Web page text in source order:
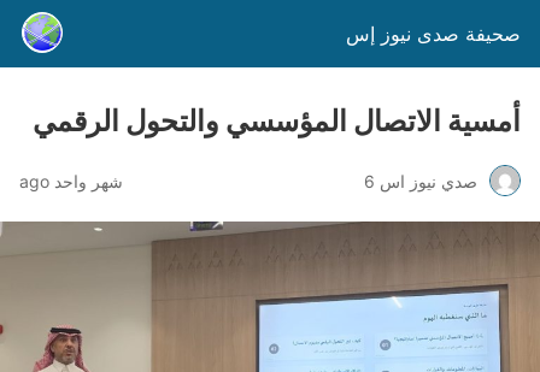
صحيفة صدى نيوز إس
أمسية الاتصال المؤسسي والتحول الرقمي
صدي نيوز اس 6 شهر واحد ago